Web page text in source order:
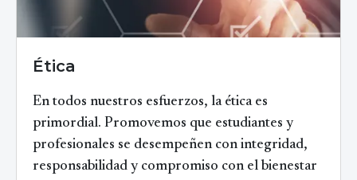
Ética
En todos nuestros esfuerzos, la ética es
primordial. Promovemos que estudiantes y
profesionales se desempeñen con integridad,
responsabilidad y compromiso con el bienestar